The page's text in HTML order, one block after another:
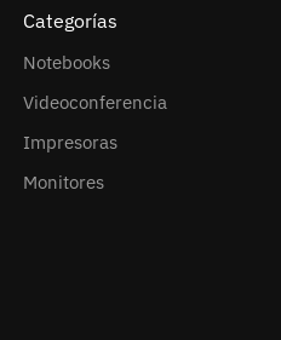
Categorías
Notebooks
Videoconferencia
Impresoras
Monitores